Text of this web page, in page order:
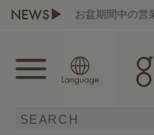
NEWS▶お盆期間中の営業に